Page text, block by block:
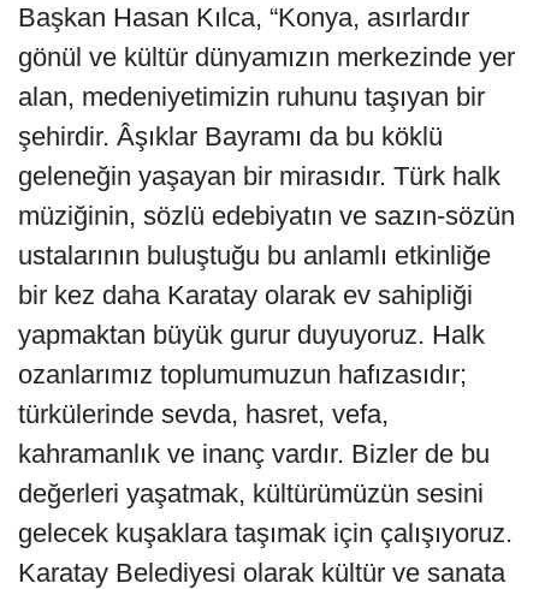
Başkan Hasan Kılca, “Konya, asırlardır
gönül ve kültür dünyamızın merkezinde yer
alan, medeniyetimizin ruhunu taşıyan bir
şehirdir. Âşıklar Bayramı da bu köklü
geleneğin yaşayan bir mirasıdır. Türk halk
müziğinin, sözlü edebiyatın ve sazın-sözün
ustalarının buluştuğu bu anlamlı etkinliğe
bir kez daha Karatay olarak ev sahipliği
yapmaktan büyük gurur duyuyoruz. Halk
ozanlarımız toplumumuzun hafızasıdır;
türkülerinde sevda, hasret, vefa,
kahramanlık ve inanç vardır. Bizler de bu
değerleri yaşatmak, kültürümüzün sesini
gelecek kuşaklara taşımak için çalışıyoruz.
Karatay Belediyesi olarak kültür ve sanata